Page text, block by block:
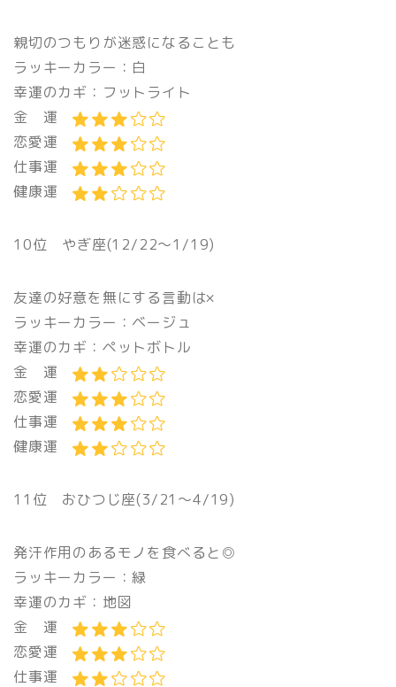
親切のつもりが迷惑になることも
ラッキーカラー：白
幸運のカギ：フットライト
金 運
恋愛運
仕事運
健康運
10位 やぎ座(12/22〜1/19)
友達の好意を無にする言動は×
ラッキーカラー：ベージュ
幸運のカギ：ペットボトル
金 運
恋愛運
仕事運
健康運
11位 おひつじ座(3/21〜4/19)
発汗作用のあるモノを食べると◎
ラッキーカラー：緑
幸運のカギ：地図
金 運
恋愛運
仕事運